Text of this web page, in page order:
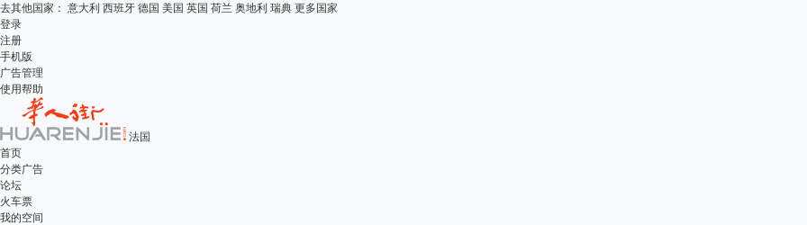
去其他国家： 意大利 西班牙 德国 美国 英国 荷兰 奥地利 瑞典 更多国家
登录
注册
手机版
广告管理
使用帮助
法国
首页
分类广告
论坛
火车票
我的空间